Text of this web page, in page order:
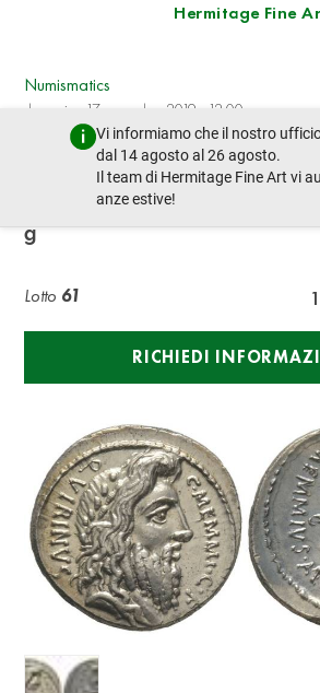
Hermitage Fine
Vi informiamo che il nostro
dal 14 agosto al 26 agosto.
Il team di Hermitage Fine Art vi
anze estive!
Numismatics
domenica 17 novembre 2019 - 12:00
lotto precedente
C Memmius CF, Denarius,
g
Lotto 61
RICHIEDI